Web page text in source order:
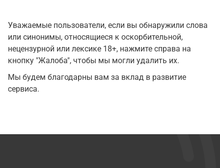
Уважаемые пользователи, если вы обнаружили слова
или синонимы, относящиеся к оскорбительной,
нецензурной или лексике 18+, нажмите справа на
кнопку "Жалоба", чтобы мы могли удалить их.
Мы будем благодарны вам за вклад в развитие
сервиса.